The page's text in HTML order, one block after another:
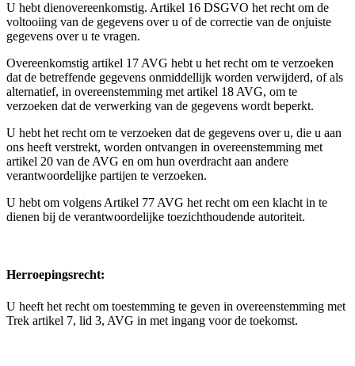
U hebt dienovereenkomstig. Artikel 16 DSGVO het recht om de
voltooiing van de gegevens over u of de correctie van de onjuiste
gegevens over u te vragen.
Overeenkomstig artikel 17 AVG hebt u het recht om te verzoeken
dat de betreffende gegevens onmiddellijk worden verwijderd, of als
alternatief, in overeenstemming met artikel 18 AVG, om te
verzoeken dat de verwerking van de gegevens wordt beperkt.
U hebt het recht om te verzoeken dat de gegevens over u, die u aan
ons heeft verstrekt, worden ontvangen in overeenstemming met
artikel 20 van de AVG en om hun overdracht aan andere
verantwoordelijke partijen te verzoeken.
U hebt om volgens Artikel 77 AVG het recht om een ​​klacht in te
dienen bij de verantwoordelijke toezichthoudende autoriteit.
Herroepingsrecht:
U heeft het recht om toestemming te geven in overeenstemming met
Trek artikel 7, lid 3, AVG in met ingang voor de toekomst.